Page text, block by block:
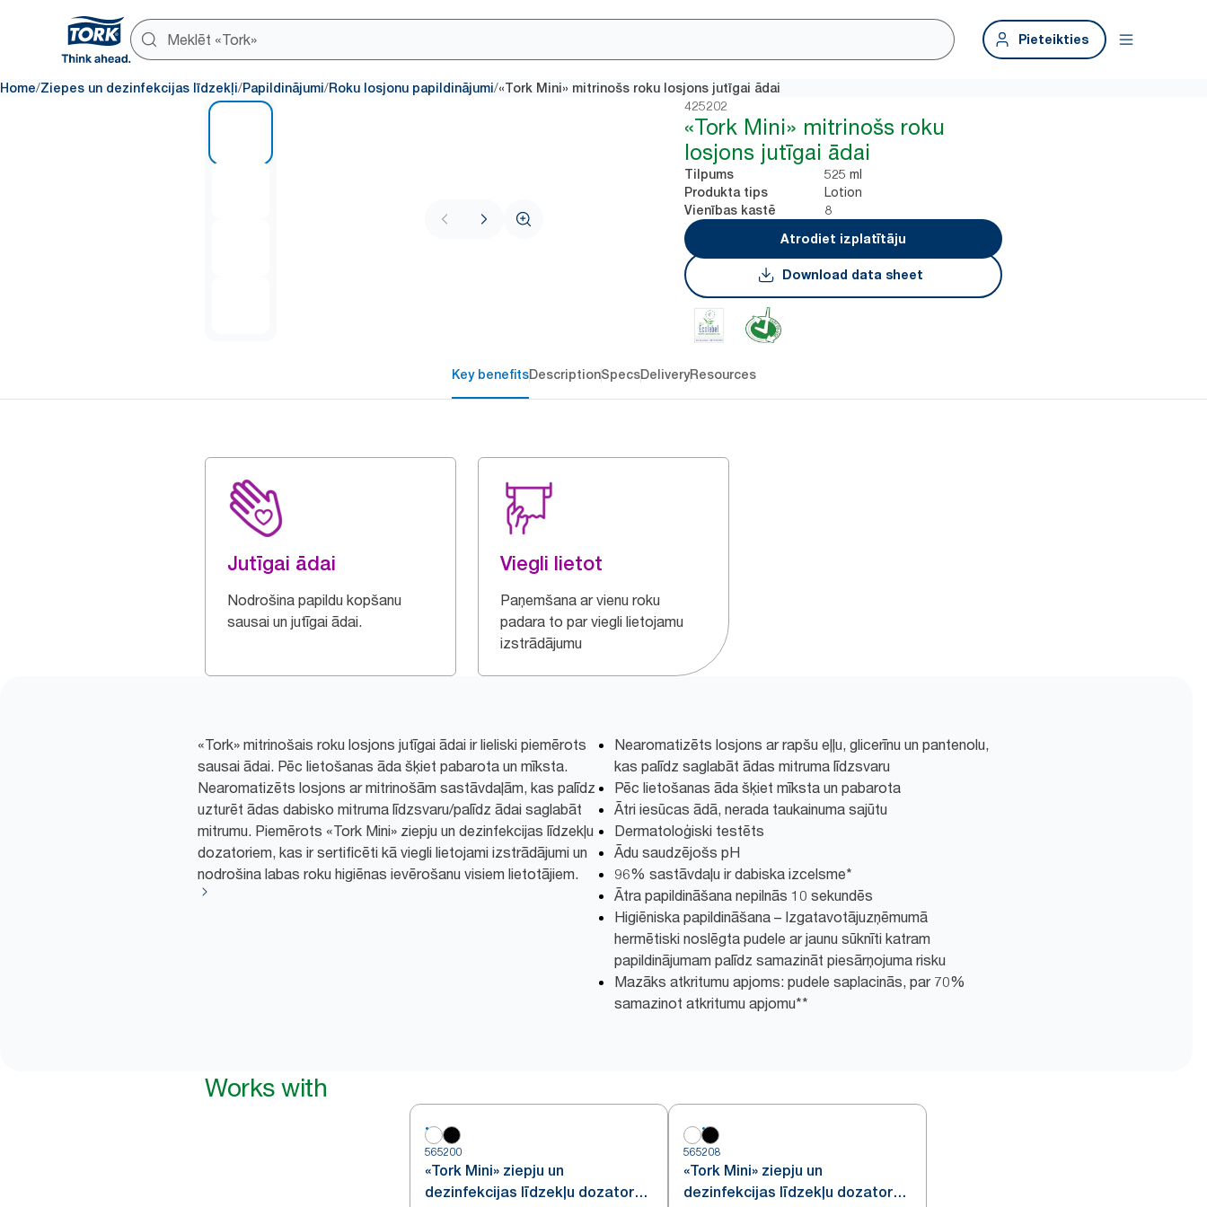
Pieteikties
Home/Ziepes un dezinfekcijas līdzekļi/Papildinājumi/Roku losjonu papildinājumi/«Tork Mini» mitrinošs roku losjons jutīgai ādai
425202
«Tork Mini» mitrinošs roku
losjons jutīgai ādai
Tilpums 525 ml
Produkta tips Lotion
Vienības kastē
8
Atrodiet izplatītāju
Download data sheet
Key benefitsDescriptionSpecsDeliveryResources
Jutīgai ādai
Nodrošina papildu kopšanu
sausai un jutīgai ādai.
Viegli lietot
Paņemšana ar vienu roku
padara to par viegli lietojamu
izstrādājumu
«Tork» mitrinošais roku losjons jutīgai ādai ir lieliski piemērots
sausai ādai. Pēc lietošanas āda šķiet pabarota un mīksta.
Nearomatizēts losjons ar mitrinošām sastāvdaļām, kas palīdz
uzturēt ādas dabisko mitruma līdzsvaru/palīdz ādai saglabāt
mitrumu. Piemērots «Tork Mini» ziepju un dezinfekcijas līdzekļu
dozatoriem, kas ir sertificēti kā viegli lietojami izstrādājumi un
nodrošina labas roku higiēnas ievērošanu visiem lietotājiem.
Nearomatizēts losjons ar rapšu eļļu, glicerīnu un pantenolu,
kas palīdz saglabāt ādas mitruma līdzsvaru
Pēc lietošanas āda šķiet mīksta un pabarota
Ātri iesūcas ādā, nerada taukainuma sajūtu
Dermatoloģiski testēts
Ādu saudzējošs pH
96% sastāvdaļu ir dabiska izcelsme*
Ātra papildināšana nepilnās 10 sekundēs
Higiēniska papildināšana – Izgatavotājuzņēmumā
hermētiski noslēgta pudele ar jaunu sūknīti katram
papildinājumam palīdz samazināt piesārņojuma risku
Mazāks atkritumu apjoms: pudele saplacinās, par 70%
samazinot atkritumu apjomu**
Works with
565200
«Tork Mini» ziepju un
dezinfekcijas līdzekļu dozators,
565208
«Tork Mini» ziepju un
dezinfekcijas līdzekļu dozators,